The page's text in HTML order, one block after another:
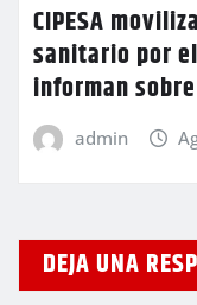
CIPESA
sanitario por
informan
admin
DEJA UNA